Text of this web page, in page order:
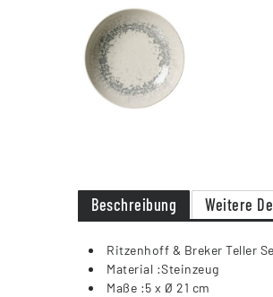
Beschreibung Weitere
Ritzenhoff & Breker Teller
Material :Steinzeug
Maße :5 x Ø 21 cm